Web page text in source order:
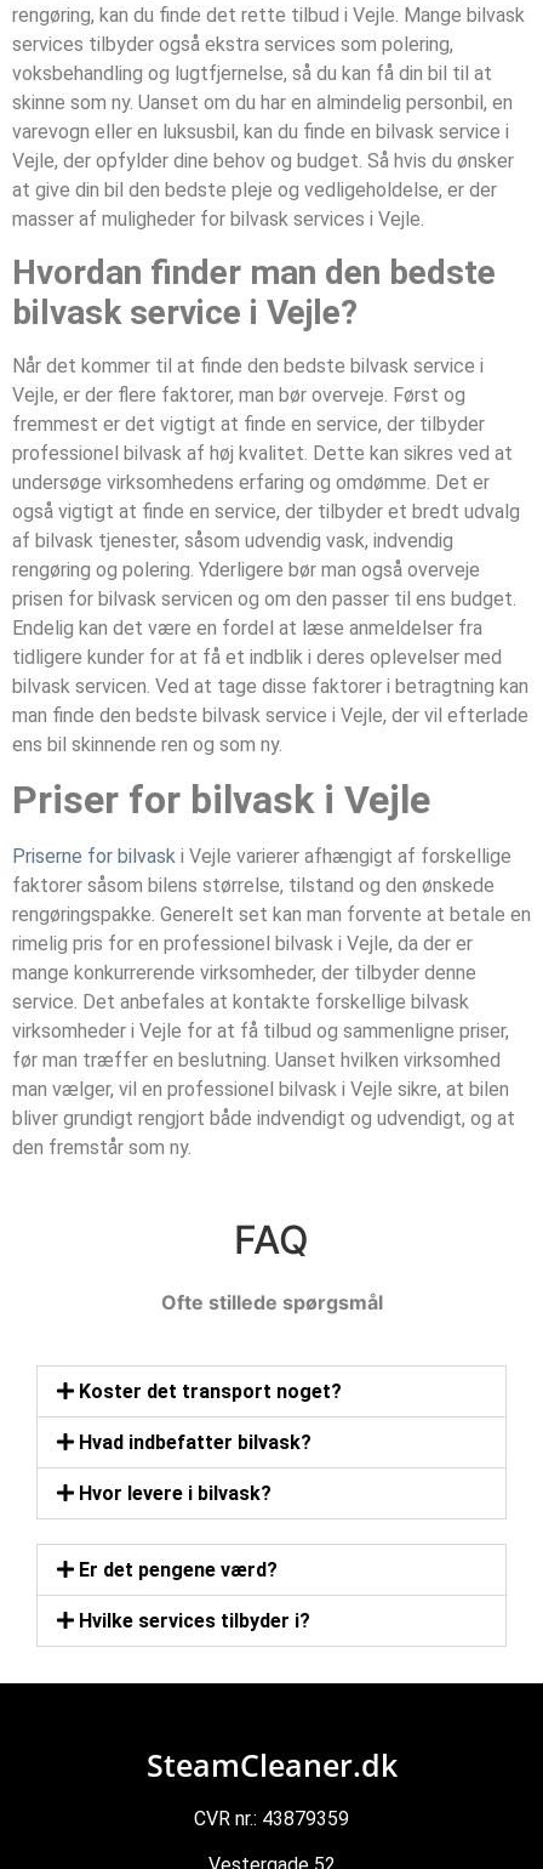
rengøring, kan du finde det rette tilbud i Vejle. Mange bilvask
services tilbyder også ekstra services som polering,
voksbehandling og lugtfjernelse, så du kan få din bil til at
skinne som ny. Uanset om du har en almindelig personbil, en
varevogn eller en luksusbil, kan du finde en bilvask service i
Vejle, der opfylder dine behov og budget. Så hvis du ønsker
at give din bil den bedste pleje og vedligeholdelse, er der
masser af muligheder for bilvask services i Vejle.
Hvordan finder man den bedste
bilvask service i Vejle?
Når det kommer til at finde den bedste bilvask service i
Vejle, er der flere faktorer, man bør overveje. Først og
fremmest er det vigtigt at finde en service, der tilbyder
professionel bilvask af høj kvalitet. Dette kan sikres ved at
undersøge virksomhedens erfaring og omdømme. Det er
også vigtigt at finde en service, der tilbyder et bredt udvalg
af bilvask tjenester, såsom udvendig vask, indvendig
rengøring og polering. Yderligere bør man også overveje
prisen for bilvask servicen og om den passer til ens budget.
Endelig kan det være en fordel at læse anmeldelser fra
tidligere kunder for at få et indblik i deres oplevelser med
bilvask servicen. Ved at tage disse faktorer i betragtning kan
man finde den bedste bilvask service i Vejle, der vil efterlade
ens bil skinnende ren og som ny.
Priser for bilvask i Vejle
Priserne for bilvask i Vejle varierer afhængigt af forskellige
faktorer såsom bilens størrelse, tilstand og den ønskede
rengøringspakke. Generelt set kan man forvente at betale en
rimelig pris for en professionel bilvask i Vejle, da der er
mange konkurrerende virksomheder, der tilbyder denne
service. Det anbefales at kontakte forskellige bilvask
virksomheder i Vejle for at få tilbud og sammenligne priser,
før man træffer en beslutning. Uanset hvilken virksomhed
man vælger, vil en professionel bilvask i Vejle sikre, at bilen
bliver grundigt rengjort både indvendigt og udvendigt, og at
den fremstår som ny.
FAQ
Ofte stillede spørgsmål
Koster det transport noget?
Hvad indbefatter bilvask?
Hvor levere i bilvask?
Er det pengene værd?
Hvilke services tilbyder i?
SteamCleaner.dk
CVR nr.: 43879359